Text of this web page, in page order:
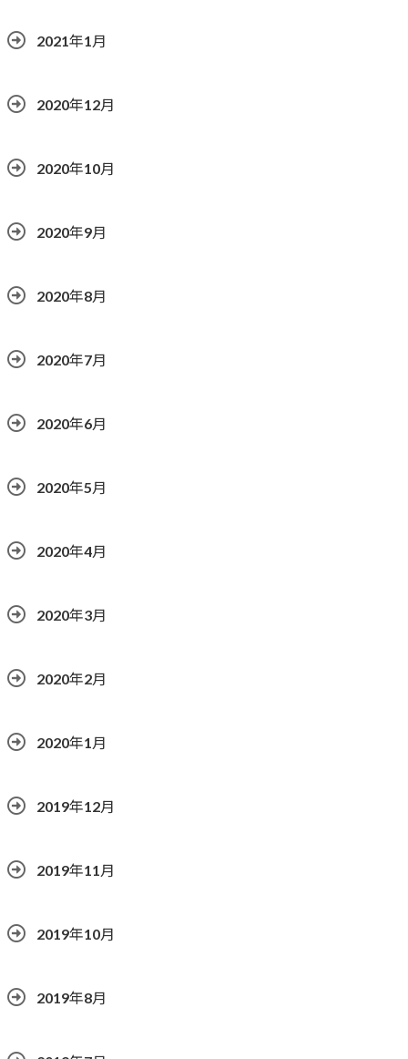
2021年1月
2020年12月
2020年10月
2020年9月
2020年8月
2020年7月
2020年6月
2020年5月
2020年4月
2020年3月
2020年2月
2020年1月
2019年12月
2019年11月
2019年10月
2019年8月